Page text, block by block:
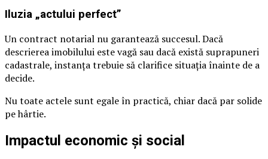
Iluzia „actului perfect”
Un contract notarial nu garantează succesul. Dacă
descrierea imobilului este vagă sau dacă există suprapuneri
cadastrale, instanța trebuie să clarifice situația înainte de a
decide.
Nu toate actele sunt egale în practică, chiar dacă par solide
pe hârtie.
Impactul economic și social